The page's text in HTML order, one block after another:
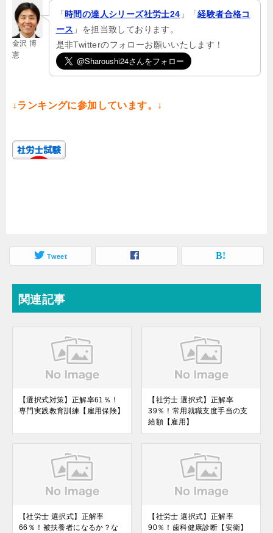
金沢 博
憲
「時間の達人シリーズ社労士24 」「経験者合格コ
ース 」を担当致しております。
是非Twitterのフォローお願いいたします！
↓ランキングに参加しています。↓
Tweet
関連記事
【選択式対策】正解率61％！
専門実践教育訓練【雇用保険】
【社労士 選択式】正解率
39％！常用就職支度手当の支
給額【雇用】
【社労士 選択式】正解率
66％！被扶養者になるか？な
【社労士 選択式】正解率
90％！歯科健康診断【安衛】